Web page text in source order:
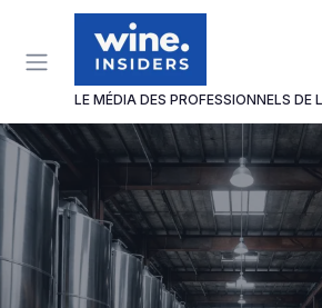
LE MÉDIA DES PROFESSIONNELS DE
Panneau de gestion des cookies